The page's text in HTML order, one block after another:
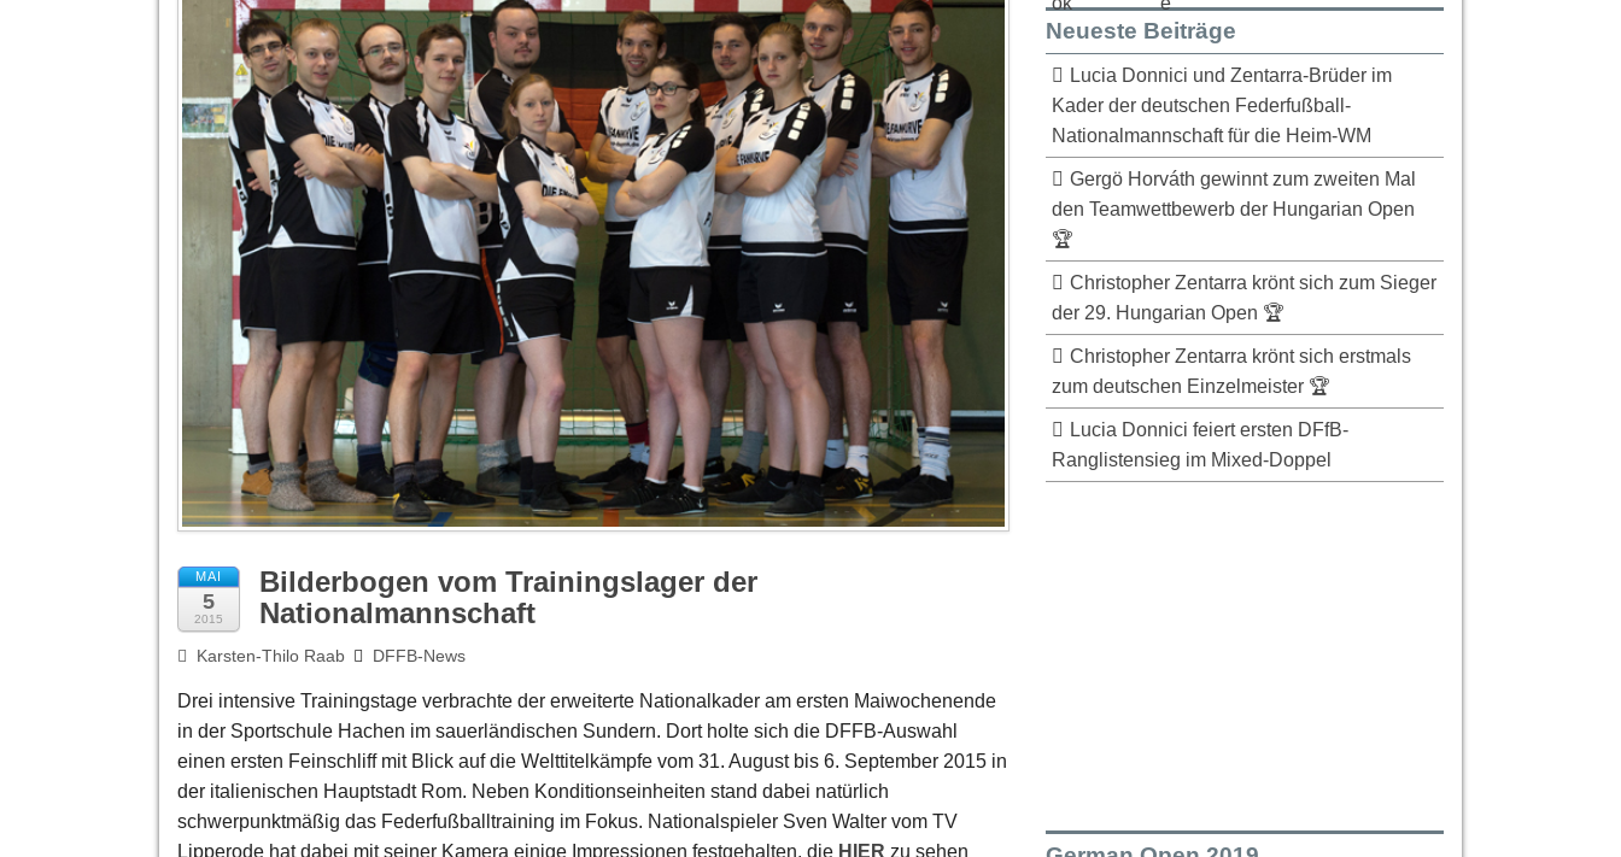
MAI
5
2015
Bilderbogen vom Trainingslager der
Nationalmannschaft
Karsten-Thilo Raab DFFB-News
Drei intensive Trainingstage verbrachte der erweiterte Nationalkader am ersten Maiwochenende
in der Sportschule Hachen im sauerländischen Sundern. Dort holte sich die DFFB-Auswahl
einen ersten Feinschliff mit Blick auf die Welttitelkämpfe vom 31. August bis 6. September 2015 in
der italienischen Hauptstadt Rom. Neben Konditionseinheiten stand dabei natürlich
schwerpunktmäßig das Federfußballtraining im Fokus. Nationalspieler Sven Walter vom TV
Lipperode hat dabei mit seiner Kamera einige Impressionen festgehalten, die HIER zu sehen
Neueste Beiträge
Lucia Donnici und Zentarra-Brüder im
Kader der deutschen Federfußball-
Nationalmannschaft für die Heim-WM
Gergö Horváth gewinnt zum zweiten Mal
den Teamwettbewerb der Hungarian Open
🏆
Christopher Zentarra krönt sich zum Sieger
der 29. Hungarian Open 🏆
Christopher Zentarra krönt sich erstmals
zum deutschen Einzelmeister 🏆
Lucia Donnici feiert ersten DFfB-
Ranglistensieg im Mixed-Doppel